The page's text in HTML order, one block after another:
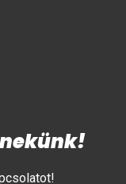
nekünk!